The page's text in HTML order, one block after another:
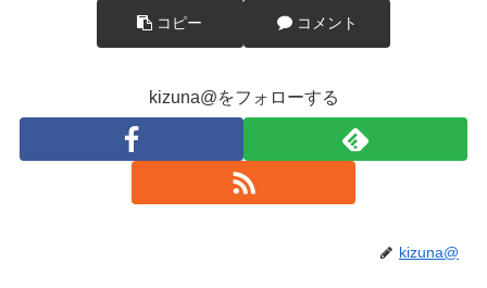
コピー コメント
kizuna@をフォローする
kizuna@